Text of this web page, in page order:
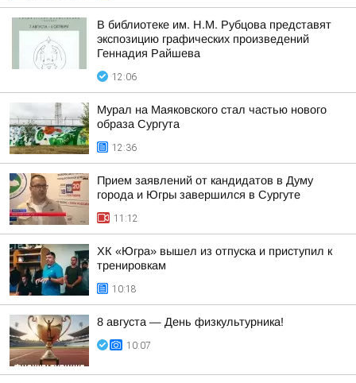
В библиотеке им. Н.М. Рубцова представят
экспозицию графических произведений
Геннадия Райшева
12:06
Мурал на Маяковского стал частью нового
образа Сургута
12:36
Прием заявлений от кандидатов в Думу
города и Югры завершился в Сургуте
11:12
ХК «Югра» вышел из отпуска и приступил к
тренировкам
10:18
8 августа — День физкультурника!
10:07